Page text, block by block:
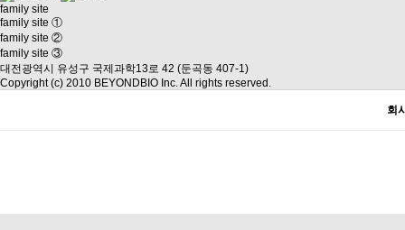
family site
family site ①
family site ②
family site ③
대전광역시 유성구 국제과학13로 42 (둔곡동 407-1)
Copyright (c) 2010 BEYONDBIO Inc. All rights reserved.
회